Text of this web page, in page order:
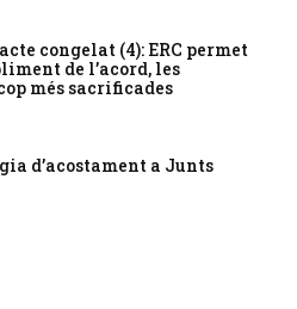
congelat (4): ERC permet
de l’acord, les
més sacrificades
d’acostament a Junts